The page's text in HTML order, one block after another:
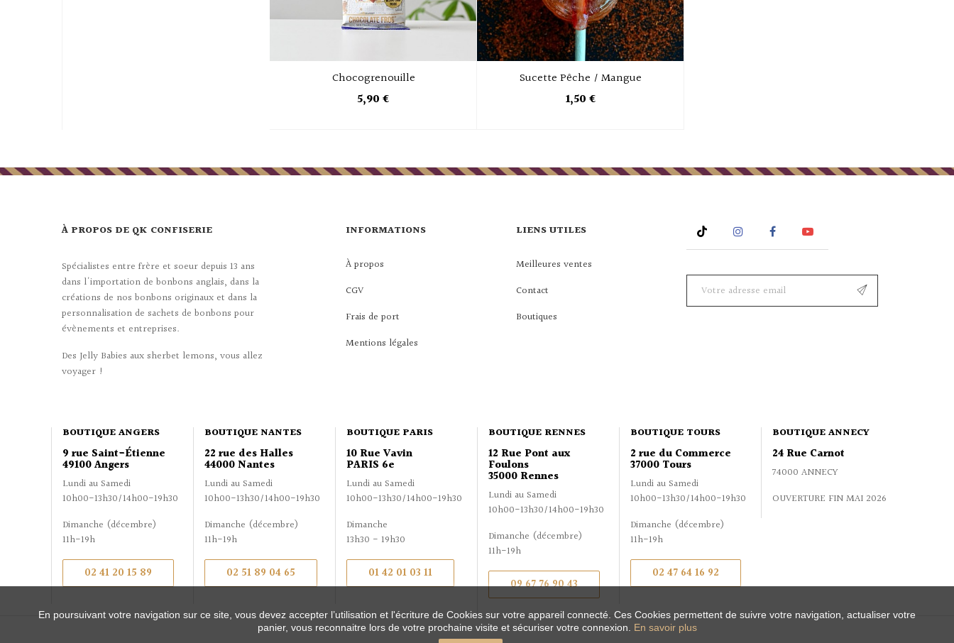
Chocogrenouille
5,90 €
Sucette Pêche / Mangue
1,50 €
À PROPOS DE QK CONFISERIE
Spécialistes entre frère et soeur depuis 13 ans
dans l'importation de bonbons anglais, dans la
créations de nos bonbons originaux et dans la
personnalisation de sachets de bonbons pour
évènements et entreprises.
Des Jelly Babies aux sherbet lemons, vous allez
voyager !
INFORMATIONS
À propos
CGV
Frais de port
Mentions légales
LIENS UTILES
Meilleures ventes
Contact
Boutiques
Instagram Facebook
BOUTIQUE ANGERS
9 rue Saint-Étienne
49100 Angers
Lundi au Samedi
10h00-13h30/14h00-19h30
Dimanche (décembre)
11h-19h
02 41 20 15 89
BOUTIQUE NANTES
22 rue des Halles
44000 Nantes
Lundi au Samedi
10h00-13h30/14h00-19h30
Dimanche (décembre)
11h-19h
02 51 89 04 65
BOUTIQUE PARIS
10 Rue Vavin
PARIS 6e
Lundi au Samedi
10h00-13h30/14h00-19h30
Dimanche
13h30 - 19h30
01 42 01 03 11
BOUTIQUE RENNES
12 Rue Pont aux
Foulons
35000 Rennes
Lundi au Samedi
10h00-13h30/14h00-19h30
Dimanche (décembre)
11h-19h
09 67 76 90 43
BOUTIQUE TOURS
2 rue du Commerce
37000 Tours
Lundi au Samedi
10h00-13h30/14h00-19h30
Dimanche (décembre)
11h-19h
02 47 64 16 92
BOUTIQUE ANNECY
24 Rue Carnot
74000 ANNECY
OUVERTURE FIN MAI 2026
En poursuivant votre navigation sur ce site, vous devez accepter l’utilisation et l'écriture de Cookies sur votre appareil connecté. Ces Cookies permettent de suivre votre navigation, actualiser votre
panier, vous reconnaitre lors de votre prochaine visite et sécuriser votre connexion. En savoir plus